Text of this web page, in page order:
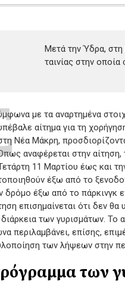
Μετά την Ύδρα, στη
ταινίας στην
με τα αναρτημένα
αίτημα για τη
Νέα Μάκρη,
αναφέρεται στην αίτηση,
11 Μαρτίου έως και
έξω από το
δρόμο έξω από το πάρκινγκ
επισημαίνεται ότι δεν
των γυρισμάτων.
περιλαμβάνει, επίσης,
των λήψεων στην
των